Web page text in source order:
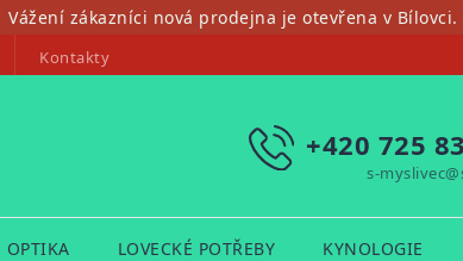
Vážení zákazníci nová prodejna je otevřena v Bílovci.
Kontakty
+420 725
s-
OPTIKA LOVECKÉ POTŘEBY KYNOLOGIE